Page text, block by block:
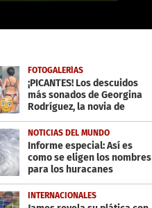
FOTOGALERÍAS
¡PICANTES! Los descuidos
más sonados de Georgina
Rodríguez, la novia de
Cristiano
NOTICIAS DEL MUNDO
Informe especial: Así es
como se eligen los nombres
para los huracanes
INTERNACIONALES